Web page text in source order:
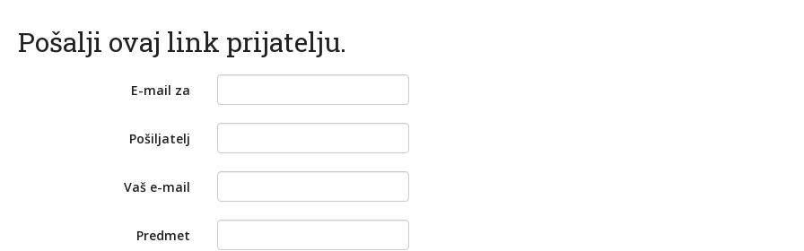
Pošalji ovaj link prijatelju.
E-mail za
Pošiljatelj
Vaš e-mail
Predmet